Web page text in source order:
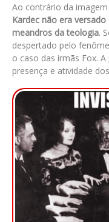
Ao contrário da
Kardec não era
meandros da teologia.
despertado pelo
o caso das irmãs Fox.
presença e atividade